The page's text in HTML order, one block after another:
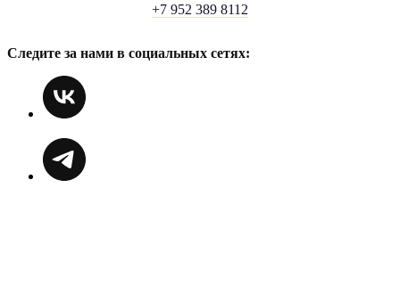
+7 952 389 8112
Следите за нами в социальных сетях: